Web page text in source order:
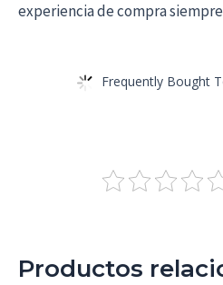
experiencia de compra siempre
Frequently Bought
Productos